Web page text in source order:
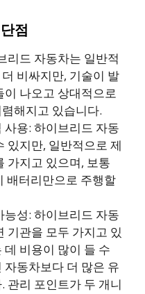
점
리드 자동차는 일반적
비싸지만, 기술이 발
나오고 상대적으로
해지고 있습니다.
용: 하이브리드 자동
있지만, 일반적으로 제
가지고 있으며, 보통
배터리만으로 주행할
성: 하이브리드 자동
기관을 모두 가지고 있
비용이 많이 들 수
동차보다 더 많은 유
관리 포인트가 두 개니